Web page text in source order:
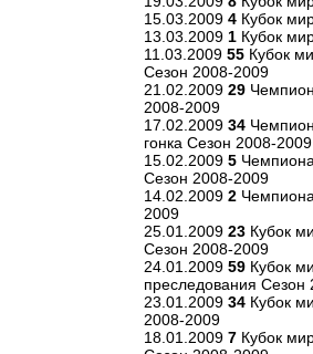
15.03.2009 4 Кубок
13.03.2009 1 Кубок
11.03.2009 55 Кубок
Сезон 2008-2009
21.02.2009 29
2008-2009
17.02.2009 34
гонка Сезон 2008-2009
15.02.2009 5
Сезон 2008-2009
14.02.2009 2
2009
25.01.2009 23 Кубок
Сезон 2008-2009
24.01.2009 59 Кубок
преследования Сезон
23.01.2009 34 Кубок
2008-2009
18.01.2009 7 Кубок